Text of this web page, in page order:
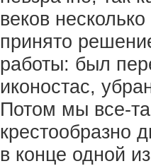
веков
принято
работы: был
иконостас,
Потом мы все-
крестообразно
в конце одной